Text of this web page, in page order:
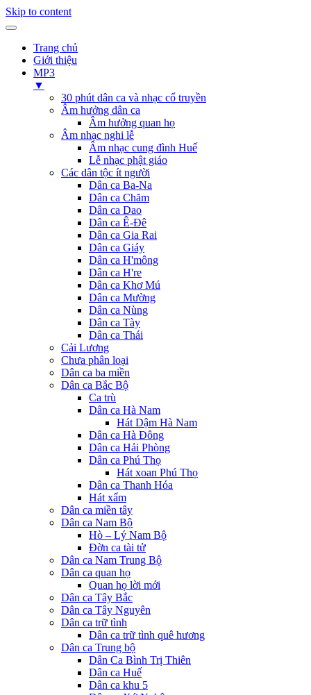
Skip to content
Trang chủ
Giới thiệu
MP3
▼
30 phút dân ca và nhạc cổ truyền
Âm hưởng dân ca
Âm hưởng quan họ
Âm nhạc nghi lễ
Âm nhạc cung đình Huế
Lễ nhạc phật giáo
Các dân tộc ít người
Dân ca Ba-Na
Dân ca Chăm
Dân ca Dao
Dân ca Ê-Đê
Dân ca Gia Rai
Dân ca Giáy
Dân ca H'mông
Dân ca H're
Dân ca Khơ Mú
Dân ca Mường
Dân ca Nùng
Dân ca Tày
Dân ca Thái
Cải Lương
Chưa phân loại
Dân ca ba miền
Dân ca Bắc Bộ
Ca trù
Dân ca Hà Nam
Hát Dậm Hà Nam
Dân ca Hà Đông
Dân ca Hải Phòng
Dân ca Phú Thọ
Hát xoan Phú Thọ
Dân ca Thanh Hóa
Hát xẩm
Dân ca miền tây
Dân ca Nam Bộ
Hò – Lý Nam Bộ
Đờn ca tài tử
Dân ca Nam Trung Bộ
Dân ca quan họ
Quan họ lời mới
Dân ca Tây Bắc
Dân ca Tây Nguyên
Dân ca trữ tình
Dân ca trữ tình quê hương
Dân ca Trung bộ
Dân Ca Bình Trị Thiên
Dân ca Huế
Dân ca khu 5